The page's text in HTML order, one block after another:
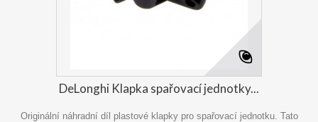
DeLonghi Klapka spařovací jednotky...
Originální náhradní díl plastové klapky pro spařovací jednotku. Tato